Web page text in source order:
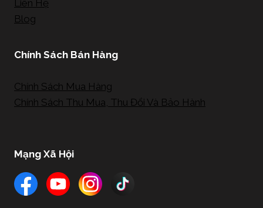
Liên Hệ
Blog
Chính Sách Bán Hàng
Chính Sách Mua Hàng
Chính Sách Thu Mua, Thu Đổi Và Bảo Hành
Mạng Xã Hội